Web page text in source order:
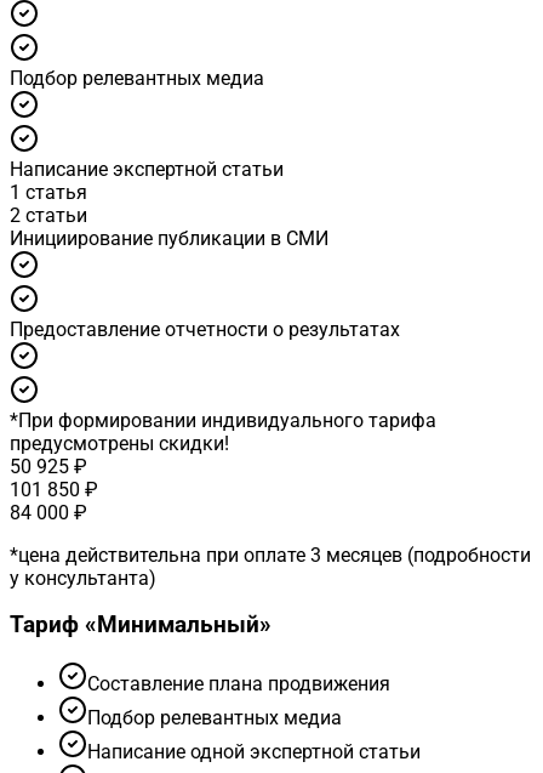
Подбор релевантных медиа
Написание экспертной статьи
1 статья
2 статьи
Инициирование публикации в СМИ
Предоставление отчетности о результатах
*При формировании индивидуального тарифа
предусмотрены скидки!
50 925 ₽
101 850 ₽
84 000 ₽
*цена действительна при оплате 3 месяцев (подробности
у консультанта)
Тариф «Минимальный»
Cоставление плана продвижения
Подбор релевантных медиа
Написание одной экспертной статьи